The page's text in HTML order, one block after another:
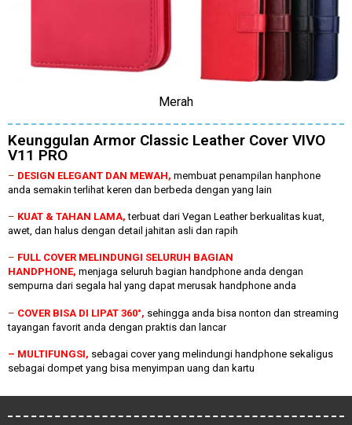
Merah
Keunggulan Armor Classic Leather Cover VIVO
V11 PRO
– DESIGN ELEGANT DAN MEWAH, membuat penampilan hanphone
anda semakin terlihat keren dan berbeda dengan yang lain
– KUAT & TAHAN LAMA,terbuat dari Vegan Leather berkualitas kuat,
awet, dan halus dengan detail jahitan asli dan rapih
– FULL COVER MELINDUNGI SELURUH BAGIAN
HANDPHONE, menjaga seluruh bagian handphone anda dengan
sempurna dari segala hal yang dapat merusak handphone anda
– COVER BISA DI LIPAT 360°, sehingga anda bisa nonton dan streaming
tayangan favorit anda dengan praktis dan lancar
– MULTIFUNGSI, sebagai cover yang melindungi handphone sekaligus
sebagai dompet yang bisa menyimpan uang dan kartu